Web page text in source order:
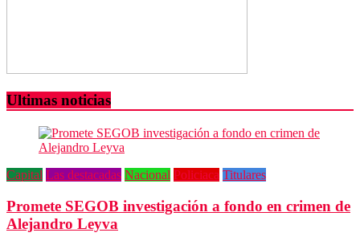
Ultimas noticias
Capital Las destacadas Nacional Policiaca Titulares
Promete SEGOB investigación a fondo en crimen de
Alejandro Leyva